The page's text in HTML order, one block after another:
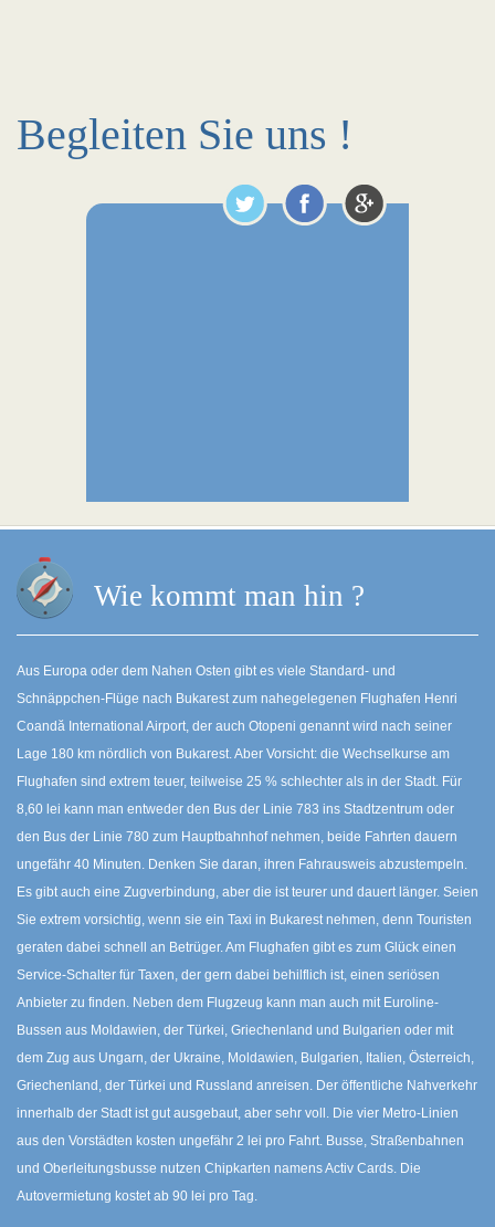
Begleiten Sie uns !
Wie kommt man hin ?
Aus Europa oder dem Nahen Osten gibt es viele Standard- und
Schnäppchen-Flüge nach Bukarest zum nahegelegenen Flughafen Henri
Coandă International Airport, der auch Otopeni genannt wird nach seiner
Lage 180 km nördlich von Bukarest. Aber Vorsicht: die Wechselkurse am
Flughafen sind extrem teuer, teilweise 25 % schlechter als in der Stadt. Für
8,60 lei kann man entweder den Bus der Linie 783 ins Stadtzentrum oder
den Bus der Linie 780 zum Hauptbahnhof nehmen, beide Fahrten dauern
ungefähr 40 Minuten. Denken Sie daran, ihren Fahrausweis abzustempeln.
Es gibt auch eine Zugverbindung, aber die ist teurer und dauert länger. Seien
Sie extrem vorsichtig, wenn sie ein Taxi in Bukarest nehmen, denn Touristen
geraten dabei schnell an Betrüger. Am Flughafen gibt es zum Glück einen
Service-Schalter für Taxen, der gern dabei behilflich ist, einen seriösen
Anbieter zu finden. Neben dem Flugzeug kann man auch mit Euroline-
Bussen aus Moldawien, der Türkei, Griechenland und Bulgarien oder mit
dem Zug aus Ungarn, der Ukraine, Moldawien, Bulgarien, Italien, Österreich,
Griechenland, der Türkei und Russland anreisen. Der öffentliche Nahverkehr
innerhalb der Stadt ist gut ausgebaut, aber sehr voll. Die vier Metro-Linien
aus den Vorstädten kosten ungefähr 2 lei pro Fahrt. Busse, Straßenbahnen
und Oberleitungsbusse nutzen Chipkarten namens Activ Cards. Die
Autovermietung kostet ab 90 lei pro Tag.